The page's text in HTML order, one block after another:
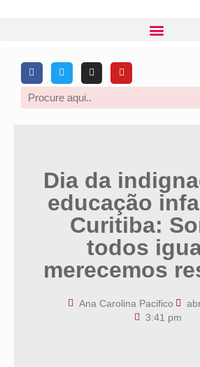
Dia da
educação
Curitiba:
todos
merecemos
Ana Carolina Pacifico
3:41 pm